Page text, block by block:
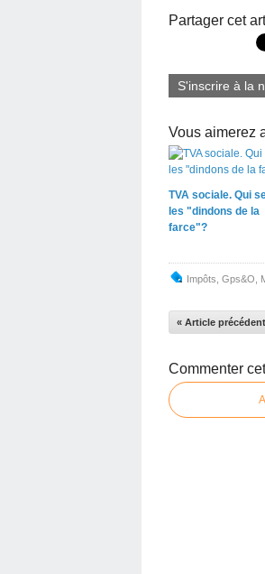
Partager cet
S'inscrire à la
Vous aimerez
TVA sociale. Qui
les "dindons de la
farce"?
Impôts Gps&o
« Article précédent
Commenter